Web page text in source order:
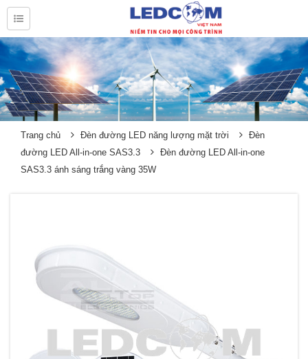
Trang chủ Đèn đường LED năng lượng mặt trời
Đèn
đường LED All-in-one SAS3.3
Đèn đường LED All-in-one
SAS3.3 ánh sáng trắng vàng 35W